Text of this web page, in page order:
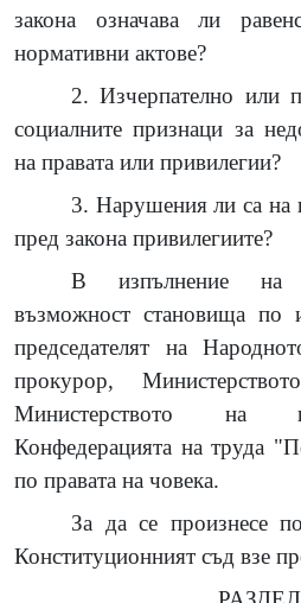
закона означава ли
нормативни актове?
2. Изчерпателно или
социалните признаци за
на правата или привилегии?
3. Нарушения ли са на
пред закона привилегиите?
В изпълнение на
възможност становища по
председателят на
прокурор,
Министерството на
Конфедерацията на труда
по правата на човека.
За да се произнесе
Конституционният съд взе